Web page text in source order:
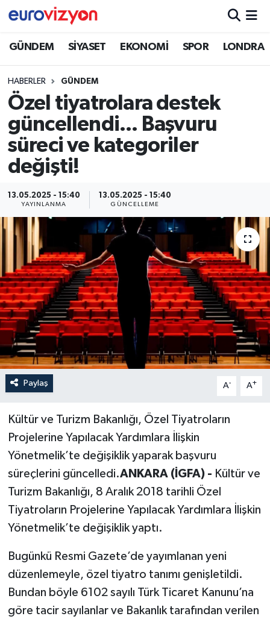
GÜNDEM SİYASET EKONOMİ SPOR LONDRA
HABERLER GÜNDEM
Özel tiyatrolara destek
güncellendi... Başvuru
süreci ve kategoriler
değişti!
13.05.2025 - 15:40
YAYINLANMA
13.05.2025 - 15:40
GÜNCELLEME
Paylaş A- A+
Kültür ve Turizm Bakanlığı, Özel Tiyatroların
Projelerine Yapılacak Yardımlara İlişkin
Yönetmelik’te değişiklik yaparak başvuru
süreçlerini güncelledi.ANKARA (İGFA) - Kültür ve
Turizm Bakanlığı, 8 Aralık 2018 tarihli Özel
Tiyatroların Projelerine Yapılacak Yardımlara İlişkin
Yönetmelik’te değişiklik yaptı.
Bugünkü Resmi Gazete’de yayımlanan yeni
düzenlemeyle, özel tiyatro tanımı genişletildi.
Bundan böyle 6102 sayılı Türk Ticaret Kanunu’na
göre tacir sayılanlar ve Bakanlık tarafından verilen